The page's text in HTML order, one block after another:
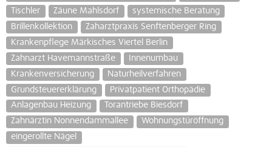
Tischler
Zäune Mahlsdorf
systemische Beratung
Brillenkollektion
Zaharztpraxis Senftenberger Ring
Krankenpflege Märkisches Viertel Berlin
Zahnarzt Havemannstraße
Innenumbau
Krankenversicherung
Naturheilverfahren
Grundsteuererklärung
Privatpatient Orthopädie
Anlagenbau Heizung
Torantriebe Biesdorf
Zahnärztin Nonnendammallee
Wohnungstüröffnung
eingerollte Nägel